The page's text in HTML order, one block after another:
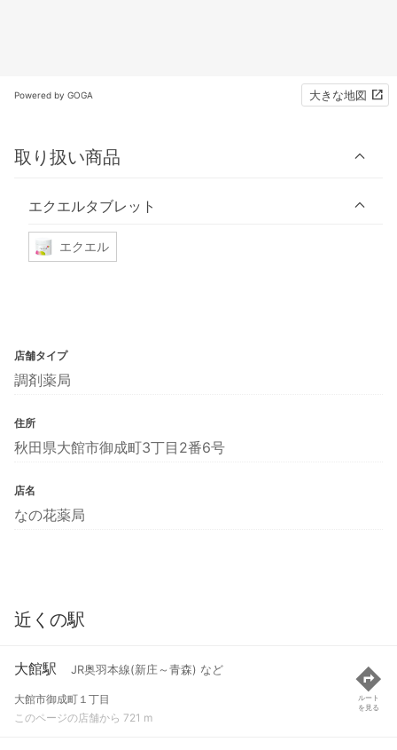
Powered by GOGA 大きな地図
取り扱い商品
エクエルタブレット
エクエル
店舗タイプ
調剤薬局
住所
秋田県大館市御成町3丁目2番6号
店名
なの花薬局
近くの駅
大館駅 JR奥羽本線(新庄～青森) など
大館市御成町１丁目
このページの店舗から 721 m
ルート
を見る